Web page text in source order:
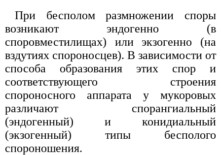
При бесполом размножении споры
возникают эндогенно (в
споровместилищах) или экзогенно (на
вздутиях спороносцев). В зависимости от
способа образования этих спор и
соответствующего строения
спороносного аппарата у мукоровых
различают спорангиальный
(эндогенный) и конидиальный
(экзогенный) типы бесполого
спороношения.